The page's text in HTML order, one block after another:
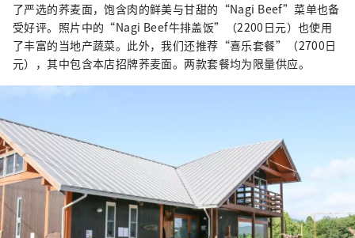
了严选的荞麦面，饱含肉的鲜美与甘甜的“Nagi Beef”菜单也备
受好评。照片中的“Nagi Beef牛排盖饭”（2200日元）也使用
了丰富的当地产蔬菜。此外，我们还推荐“喜乐套餐”（2700日
元），其中包含本店招牌荞麦面。两款套餐均为限量供应。